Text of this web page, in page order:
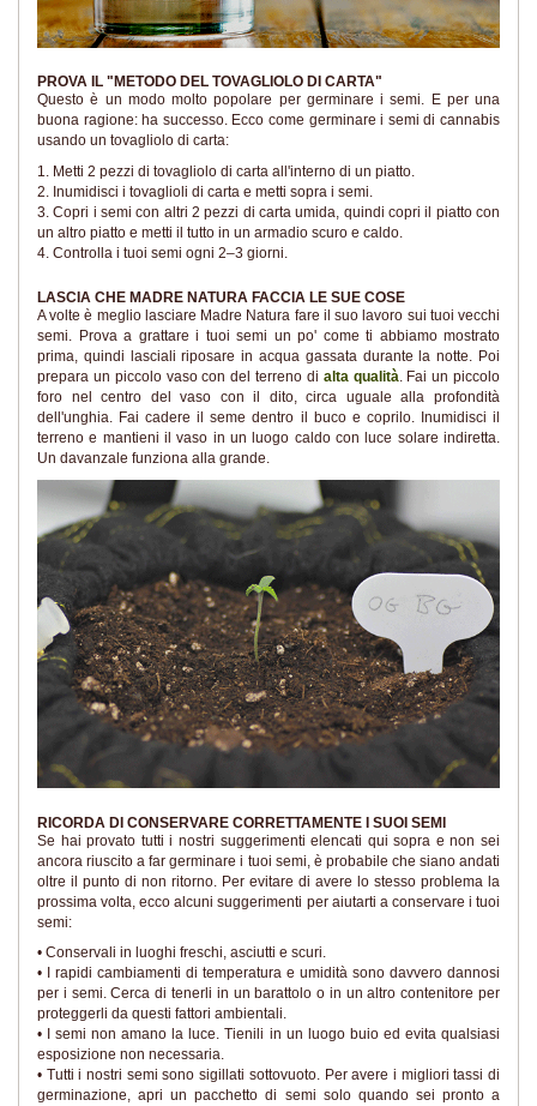
PROVA IL "METODO DEL TOVAGLIOLO DI CARTA"
Questo è un modo molto popolare per germinare i semi. E per una
buona ragione: ha successo. Ecco come germinare i semi di cannabis
usando un tovagliolo di carta:
1. Metti 2 pezzi di tovagliolo di carta all'interno di un piatto.
2. Inumidisci i tovaglioli di carta e metti sopra i semi.
3. Copri i semi con altri 2 pezzi di carta umida, quindi copri il piatto con
un altro piatto e metti il tutto in un armadio scuro e caldo.
4. Controlla i tuoi semi ogni 2–3 giorni.
LASCIA CHE MADRE NATURA FACCIA LE SUE COSE
A volte è meglio lasciare Madre Natura fare il suo lavoro sui tuoi vecchi
semi. Prova a grattare i tuoi semi un po' come ti abbiamo mostrato
prima, quindi lasciali riposare in acqua gassata durante la notte. Poi
prepara un piccolo vaso con del terreno di alta qualità. Fai un piccolo
foro nel centro del vaso con il dito, circa uguale alla profondità
dell'unghia. Fai cadere il seme dentro il buco e coprilo. Inumidisci il
terreno e mantieni il vaso in un luogo caldo con luce solare indiretta.
Un davanzale funziona alla grande.
RICORDA DI CONSERVARE CORRETTAMENTE I SUOI SEMI
Se hai provato tutti i nostri suggerimenti elencati qui sopra e non sei
ancora riuscito a far germinare i tuoi semi, è probabile che siano andati
oltre il punto di non ritorno. Per evitare di avere lo stesso problema la
prossima volta, ecco alcuni suggerimenti per aiutarti a conservare i tuoi
semi:
• Conservali in luoghi freschi, asciutti e scuri.
• I rapidi cambiamenti di temperatura e umidità sono davvero dannosi
per i semi. Cerca di tenerli in un barattolo o in un altro contenitore per
proteggerli da questi fattori ambientali.
• I semi non amano la luce. Tienili in un luogo buio ed evita qualsiasi
esposizione non necessaria.
• Tutti i nostri semi sono sigillati sottovuoto. Per avere i migliori tassi di
germinazione, apri un pacchetto di semi solo quando sei pronto a